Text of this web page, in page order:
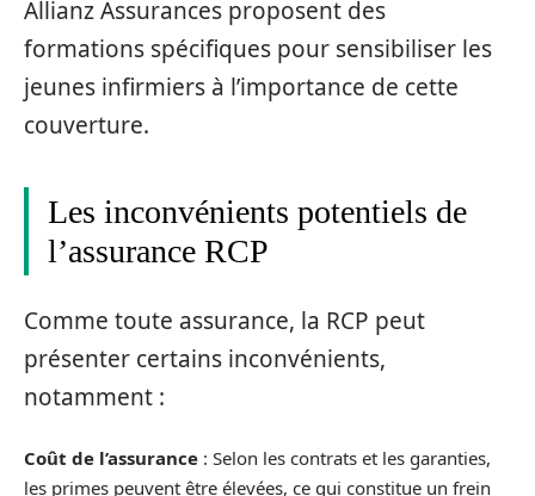
Allianz Assurances proposent des
formations spécifiques pour sensibiliser les
jeunes infirmiers à l’importance de cette
couverture.
Les inconvénients potentiels de
l’assurance RCP
Comme toute assurance, la RCP peut
présenter certains inconvénients,
notamment :
Coût de l’assurance : Selon les contrats et les garanties,
les primes peuvent être élevées, ce qui constitue un frein